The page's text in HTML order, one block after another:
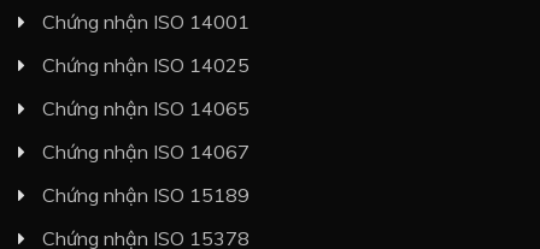
Chứng nhận ISO 14001
Chứng nhận ISO 14025
Chứng nhận ISO 14065
Chứng nhận ISO 14067
Chứng nhận ISO 15189
Chứng nhận ISO 15378